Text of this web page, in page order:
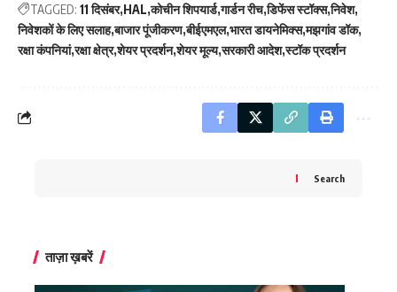
TAGGED: 11 दिसंबर HAL कोचीन शिपयार्ड गार्डन रीच डिफेंस स्टॉक्स निवेश
निवेशकों के लिए सलाह बाजार पूंजीकरण बीईएमएल भारत डायनेमिक्स मझगांव डॉक
रक्षा कंपनियां रक्षा क्षेत्र शेयर प्रदर्शन शेयर मूल्य सरकारी आदेश स्टॉक प्रदर्शन
Search
ताज़ा ख़बरें